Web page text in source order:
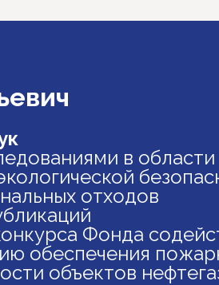
в области
отходов
Фонда
обеспечения
объектов